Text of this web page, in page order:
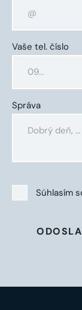
Vaše tel. číslo
Správa
Súhlasím